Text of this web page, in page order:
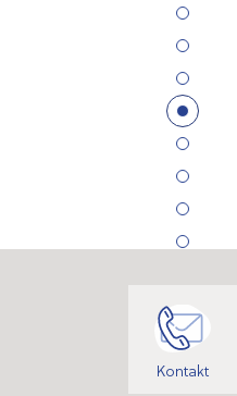
Kontakt